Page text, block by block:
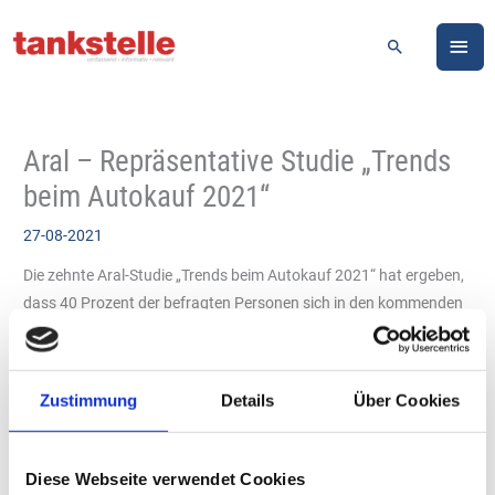
Zustimmung Details Über Cookies
Diese Webseite verwendet Cookies
Inhalt
Suchen
Aral – Repräsentative Studie „Trends
beim Autokauf 2021“
27-08-2021
Die zehnte Aral-Studie „Trends beim Autokauf 2021“ hat ergeben,
dass 40 Prozent der befragten Personen sich in den kommenden
18 Monaten mit einem Autokauf beschäftigen wollen. Beim
Thema Elektromobilität wachsen die Kundenanforderungen an
die Bereitschaft zu, für ein Elektroauto auch mehr zu bezahlen.